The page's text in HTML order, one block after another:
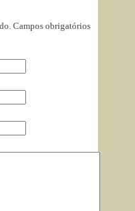
Campos obrigatórios